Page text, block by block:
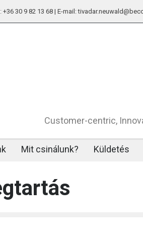
+36 30 9 82 13 68 | E-mail:
Customer-centric,
Mit csinálunk? Küldetés